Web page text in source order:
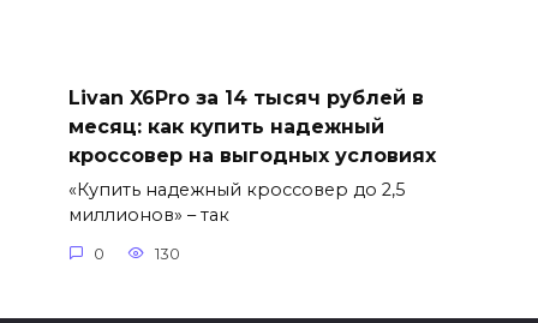
Livan X6Pro за 14 тысяч рублей в
месяц: как купить надежный
кроссовер на выгодных условиях
«Купить надежный кроссовер до 2,5
миллионов» – так
0 130